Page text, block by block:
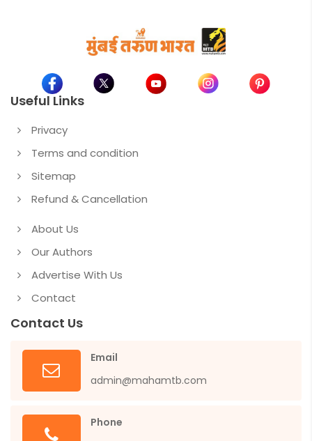
Useful Links
Privacy
Terms and condition
Sitemap
Refund & Cancellation
About Us
Our Authors
Advertise With Us
Contact
Contact Us
Email
admin@mahamtb.com
Phone